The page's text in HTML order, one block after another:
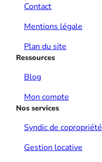
Contact
Mentions légale
Plan du site
Ressources
Blog
Mon compte
Nos services
Syndic de copropriété
Gestion locative